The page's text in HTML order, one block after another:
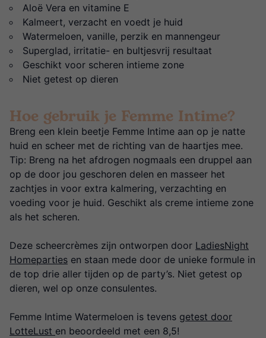
Aloë Vera en vitamine E
Kalmeert, verzacht en voedt je huid
Watermeloen, vanille, perzik en mannengeur
Superglad, irritatie- en bultjesvrij resultaat
Geschikt voor scheren intieme zone
Niet getest op dieren
Hoe gebruik je Femme Intime?
Breng een klein beetje Femme Intime aan op je natte
huid en scheer met de richting van de haartjes mee.
Tip: Breng na het afdrogen nogmaals een druppel aan
op de door jou geschoren delen en masseer het
zachtjes in voor extra kalmering, verzachting en
voeding voor je huid. Geschikt als creme intieme zone
als het scheren.
Deze scheercrèmes zijn ontworpen door LadiesNight
Homeparties en staan mede door de unieke formule in
de top drie aller tijden op de party’s. Niet getest op
dieren, wel op onze consulentes.
Femme Intime Watermeloen is tevens getest door
LotteLust en beoordeeld met een 8,5!